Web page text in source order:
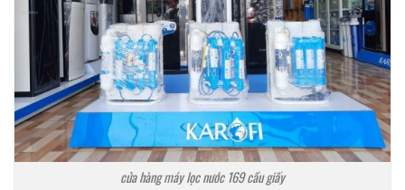
cửa hàng máy lọc nước 169 cầu giấy